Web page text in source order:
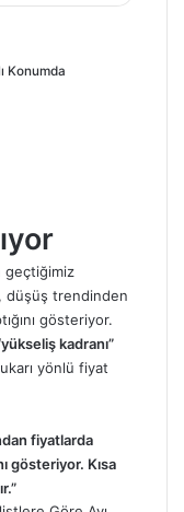
Konumda
geçtiğimiz
düşüş trendinden
gösteriyor.
kadranı”
yönlü fiyat
fiyatlarda
gösteriyor. Kısa